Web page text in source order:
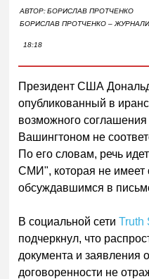
АВТОР:БОРИСЛАВ ПРОТЧЕНКО
БОРИСЛАВ ПРОТЧЕНКО –
18:18
Президент США
опубликованный в
возможного
Вашингтоном не
По его словам, речь
СМИ", которая не имеет
обсуждавшимся в
В социальной сетиTruth
подчеркнул, что
документа и заявления
договоренности не